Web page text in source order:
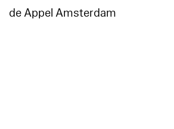
de Appel Amsterdam